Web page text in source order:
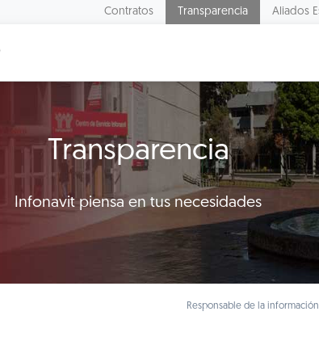
Contratos Transparencia Aliados
Transparencia
Infonavit piensa en tus necesidades
Responsable de la